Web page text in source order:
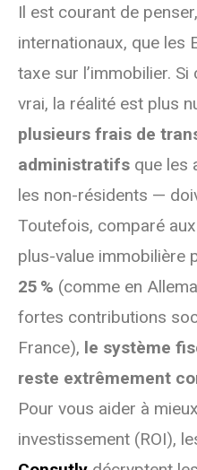
Il est courant de
internationaux, que les
taxe sur l’immobilier.
vrai, la réalité est plus
plusieurs frais de
administratifs que les
les non-résidents —
Toutefois, comparé
plus-value immobilière
25 % (comme en
fortes contributions
France), le système
reste extrêmement
Pour vous aider à
investissement (ROI),